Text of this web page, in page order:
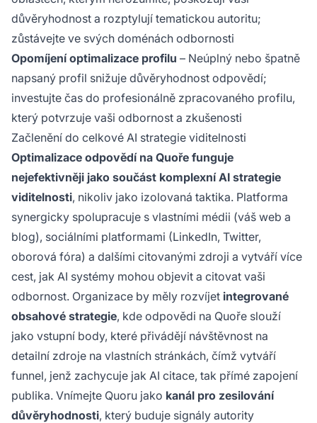
důvěryhodnost a rozptylují tematickou autoritu;
zůstávejte ve svých doménách odbornosti
Opomíjení optimalizace profilu – Neúplný nebo špatně
napsaný profil snižuje důvěryhodnost odpovědí;
investujte čas do profesionálně zpracovaného profilu,
který potvrzuje vaši odbornost a zkušenosti
Začlenění do celkové AI strategie viditelnosti
Optimalizace odpovědí na Quoře funguje
nejefektivněji jako součást komplexní AI strategie
viditelnosti, nikoliv jako izolovaná taktika. Platforma
synergicky spolupracuje s vlastními médii (váš web a
blog), sociálními platformami (LinkedIn, Twitter,
oborová fóra) a dalšími citovanými zdroji a vytváří více
cest, jak AI systémy mohou objevit a citovat vaši
odbornost. Organizace by měly rozvíjet integrované
obsahové strategie, kde odpovědi na Quoře slouží
jako vstupní body, které přivádějí návštěvnost na
detailní zdroje na vlastních stránkách, čímž vytváří
funnel, jenž zachycuje jak AI citace, tak přímé zapojení
publika. Vnímejte Quoru jako kanál pro zesilování
důvěryhodnosti, který buduje signály autority